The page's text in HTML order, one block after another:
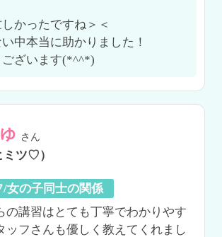
かったですね＞＜
中本当に助かりました！
ございます(*^^*)
さん
ミツ♡）
/女の子同士の関係
の講習はとても丁寧でわかりやす
ッフさんも優しく教えてくれまし